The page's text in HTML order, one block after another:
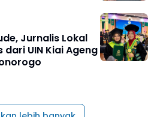
Jurnalis Lokal
dari UIN Kiai Ageng